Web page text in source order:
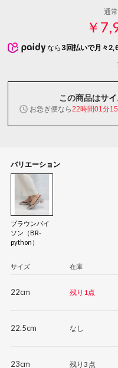
通
￥
なら 3回払いで月々
この商品はサ
お急ぎ便なら22時間01分
バリエーション
ブラウンパイ
ソン（BR-
python）
サイズ 在庫
22cm 残り1点
22.5cm なし
23cm 残り3点